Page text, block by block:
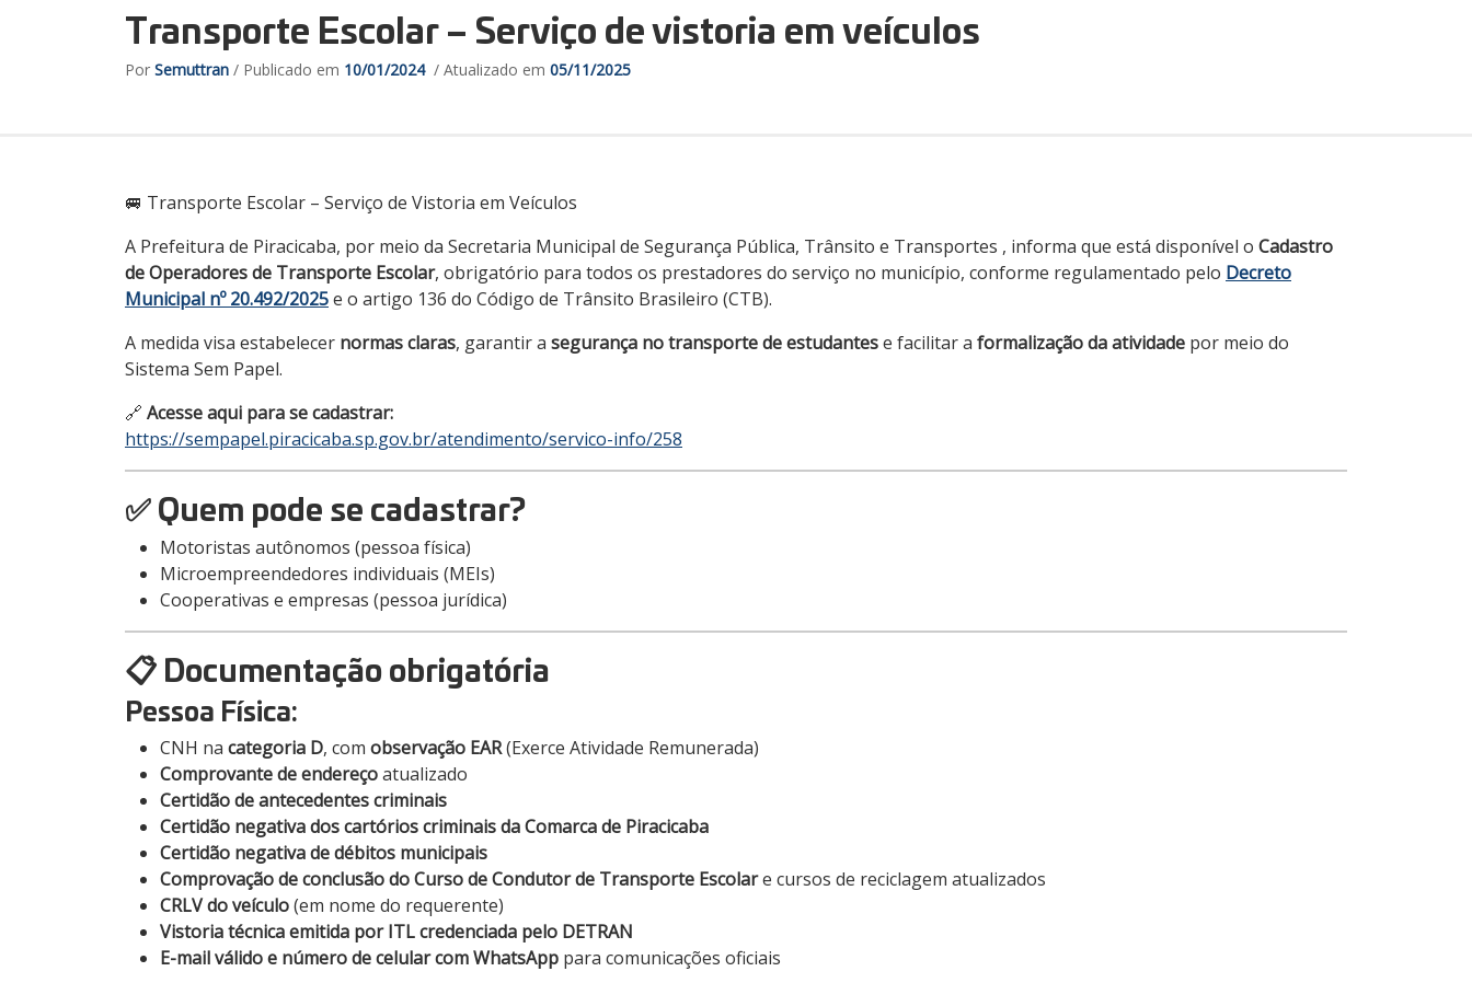
Transporte Escolar – Serviço de vistoria em veículos
Por Semuttran / Publicado em 10/01/2024/ Atualizado em 05/11/2025
🚐 Transporte Escolar – Serviço de Vistoria em Veículos
A Prefeitura de Piracicaba, por meio da Secretaria Municipal de Segurança Pública, Trânsito e Transportes , informa que está disponível o Cadastro
de Operadores de Transporte Escolar, obrigatório para todos os prestadores do serviço no município, conforme regulamentado pelo Decreto
Municipal nº 20.492/2025e o artigo 136 do Código de Trânsito Brasileiro (CTB).
A medida visa estabelecer normas claras, garantir a segurança no transporte de estudantese facilitar a formalização da atividade por meio do
Sistema Sem Papel.
🔗 Acesse aqui para se cadastrar:
https://sempapel.piracicaba.sp.gov.br/atendimento/servico-info/258
✅ Quem pode se cadastrar?
Motoristas autônomos (pessoa física)
Microempreendedores individuais (MEIs)
Cooperativas e empresas (pessoa jurídica)
📋 Documentação obrigatória
Pessoa Física:
CNH na categoria D, com observação EAR(Exerce Atividade Remunerada)
Comprovante de endereçoatualizado
Certidão de antecedentes criminais
Certidão negativa dos cartórios criminais da Comarca de Piracicaba
Certidão negativa de débitos municipais
Comprovação de conclusão do Curso de Condutor de Transporte Escolare cursos de reciclagem atualizados
CRLV do veículo(em nome do requerente)
Vistoria técnica emitida por ITL credenciada pelo DETRAN
E-mail válido e número de celular com WhatsApp para comunicações oficiais